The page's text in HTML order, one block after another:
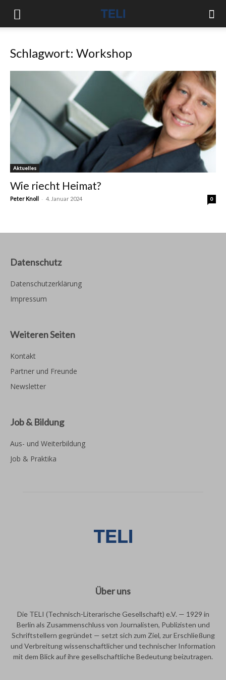
Schlagwort: Workshop
Aktuelles
Wie riecht Heimat?
Peter Knoll - 4. Januar 2024 0
Datenschutz
Datenschutzerklärung
Impressum
Weiteren Seiten
Kontakt
Partner und Freunde
Newsletter
Job & Bildung
Aus- und Weiterbildung
Job & Praktika
Über uns
Die TELI (Technisch-Literarische Gesellschaft) e.V. — 1929 in
Berlin als Zusammenschluss von Journalisten, Publizisten und
Schriftstellern gegründet — setzt sich zum Ziel, zur Erschließung
und Verbreitung wissenschaftlicher und technischer Information
mit dem Blick auf ihre gesellschaftliche Bedeutung beizutragen.